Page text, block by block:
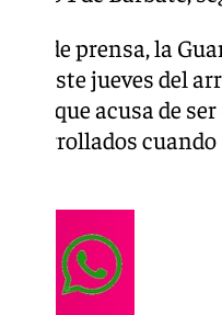
nota de prensa, la
de este jueves del
al que acusa de
arrollados